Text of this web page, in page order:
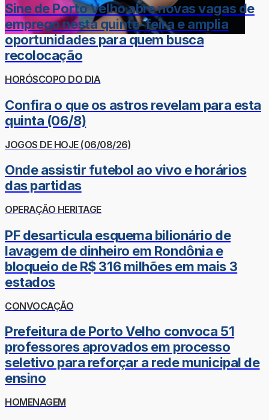
Sine de Porto Velho abre novas vagas de
emprego nesta quinta-feira e amplia
oportunidades para quem busca
recolocação
HORÓSCOPO DO DIA
Confira o que os astros revelam para esta
quinta (06/8)
JOGOS DE HOJE (06/08/26)
Onde assistir futebol ao vivo e horários
das partidas
OPERAÇÃO HERITAGE
PF desarticula esquema bilionário de
lavagem de dinheiro em Rondônia e
bloqueio de R$ 316 milhões em mais 3
estados
CONVOCAÇÃO
Prefeitura de Porto Velho convoca 51
professores aprovados em processo
seletivo para reforçar a rede municipal de
ensino
HOMENAGEM